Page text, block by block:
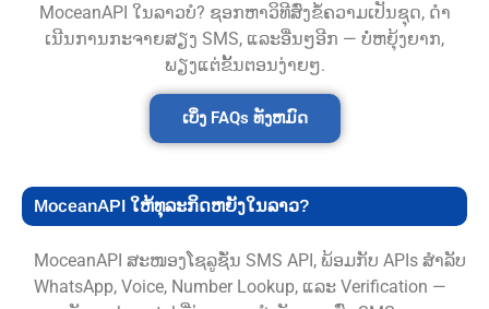
MoceanAPI ໃນລາວບໍ? ຊອກຫາວິທີສົ່ງຂໍ້ຄວາມເປັນຊຸດ, ດໍາ
ເນີນການກະຈາຍສຽງ SMS, ແລະອື່ນໆອີກ — ບໍ່ຫຍຸ້ງຍາກ,
ພຽງແຕ່ຂັ້ນຕອນງ່າຍໆ.
ເບິ່ງ FAQs ທັງຫມົດ
MoceanAPI ໃຫ້ທຸລະກິດຫຍັງໃນລາວ?
MoceanAPI ສະໜອງໂຊລູຊັ່ນ SMS API, ພ້ອມກັບ APIs ສໍາລັບ
WhatsApp, Voice, Number Lookup, ແລະ Verification —